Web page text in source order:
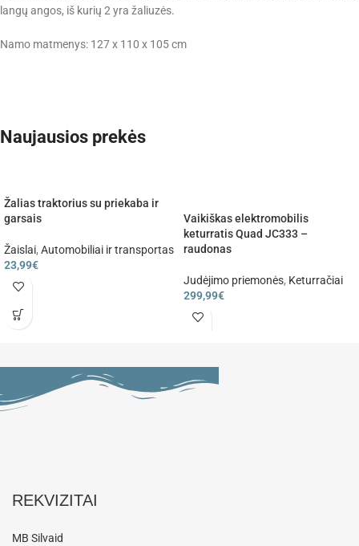
langų angos, iš kurių 2 yra žaliuzės.
Namo matmenys: 127 x 110 x 105 cm
Naujausios prekės
Žalias traktorius su priekaba ir
garsais
Žaislai, Automobiliai ir transportas
23,99€
Vaikiškas elektromobilis
keturratis Quad JC333 –
raudonas
Judėjimo priemonės, Keturračiai
299,99€
REKVIZITAI
MB Silvaid